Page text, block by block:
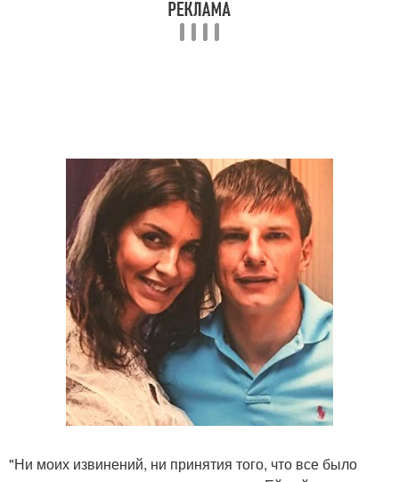
"Ни моих извинений, ни принятия того, что все было